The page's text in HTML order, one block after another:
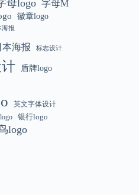
母logo 字母M
徽章logo
海报
本海报 标志设计
盾牌logo
英文字体设计
银行logo
logo